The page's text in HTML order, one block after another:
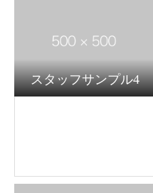
スタッフサンプル4